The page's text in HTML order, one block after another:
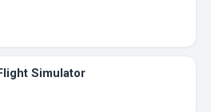
Simulator